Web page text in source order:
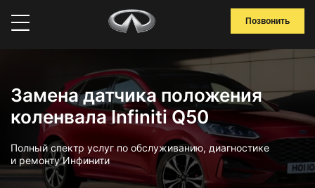
Позвонить
Замена датчика положения
коленвала Infiniti Q50
Полный спектр услуг по обслуживанию, диагностике
и ремонту Инфинити